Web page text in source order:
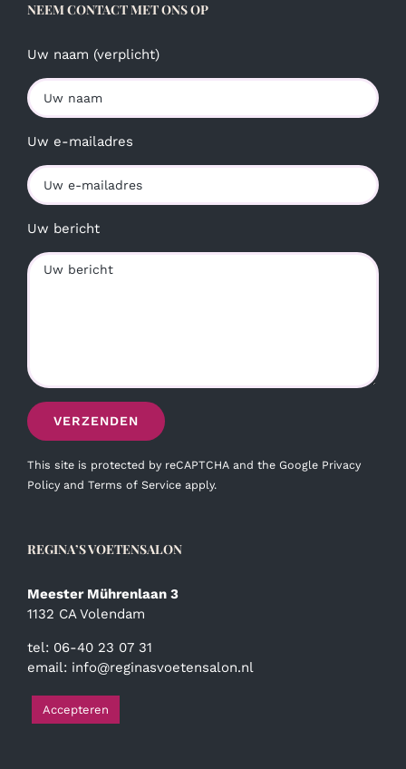
NEEM CONTACT MET ONS OP
Uw naam (verplicht)
Uw e-mailadres
Uw bericht
This site is protected by reCAPTCHA and the Google Privacy
Policy and Terms of Service apply.
REGINA’S VOETENSALON
Meester Mührenlaan 3
1132 CA Volendam
tel: 06-40 23 07 31
email: info@reginasvoetensalon.nl
Accepteren